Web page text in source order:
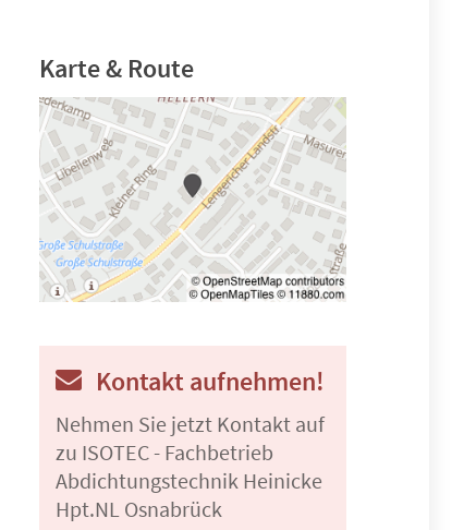
Karte & Route
Kontakt aufnehmen!
Nehmen Sie jetzt Kontakt auf
zu ISOTEC - Fachbetrieb
Abdichtungstechnik Heinicke
Hpt.NL Osnabrück